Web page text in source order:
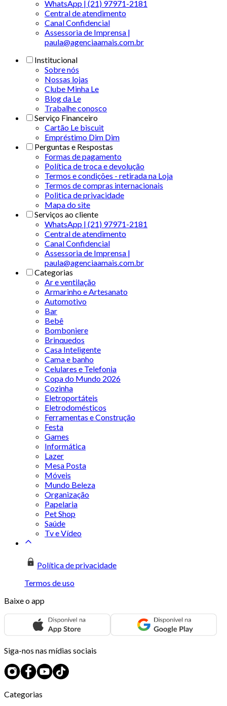
WhatsApp | (21) 97971-2181
Central de atendimento
Canal Confidencial
Assessoria de Imprensa |
paula@agenciaamais.com.br
Institucional
Sobre nós
Nossas lojas
Clube Minha Le
Blog da Le
Trabalhe conosco
Serviço Financeiro
Cartão Le biscuit
Empréstimo Dim Dim
Perguntas e Respostas
Formas de pagamento
Política de troca e devolução
Termos e condições - retirada na Loja
Termos de compras internacionais
Politica de privacidade
Mapa do site
Serviços ao cliente
WhatsApp | (21) 97971-2181
Central de atendimento
Canal Confidencial
Assessoria de Imprensa |
paula@agenciaamais.com.br
Categorias
Ar e ventilação
Armarinho e Artesanato
Automotivo
Bar
Bebê
Bomboniere
Brinquedos
Casa Inteligente
Cama e banho
Celulares e Telefonia
Copa do Mundo 2026
Cozinha
Eletroportáteis
Eletrodomésticos
Ferramentas e Construção
Festa
Games
Informática
Lazer
Mesa Posta
Móveis
Mundo Beleza
Organização
Papelaria
Pet Shop
Saúde
Tv e Vídeo
Política de privacidade
Termos de uso
Baixe o app
Siga-nos nas mídias sociais
Categorias